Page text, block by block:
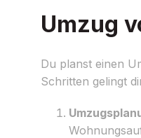
Umzug
Du planst einen
Schritten gelingt